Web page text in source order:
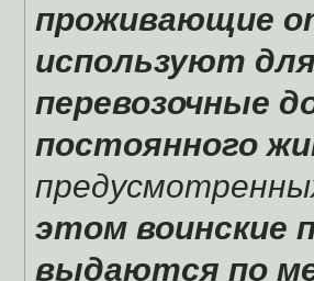
проживающие
используют
перевозочные
постоянного
этом воинские
выдаются по